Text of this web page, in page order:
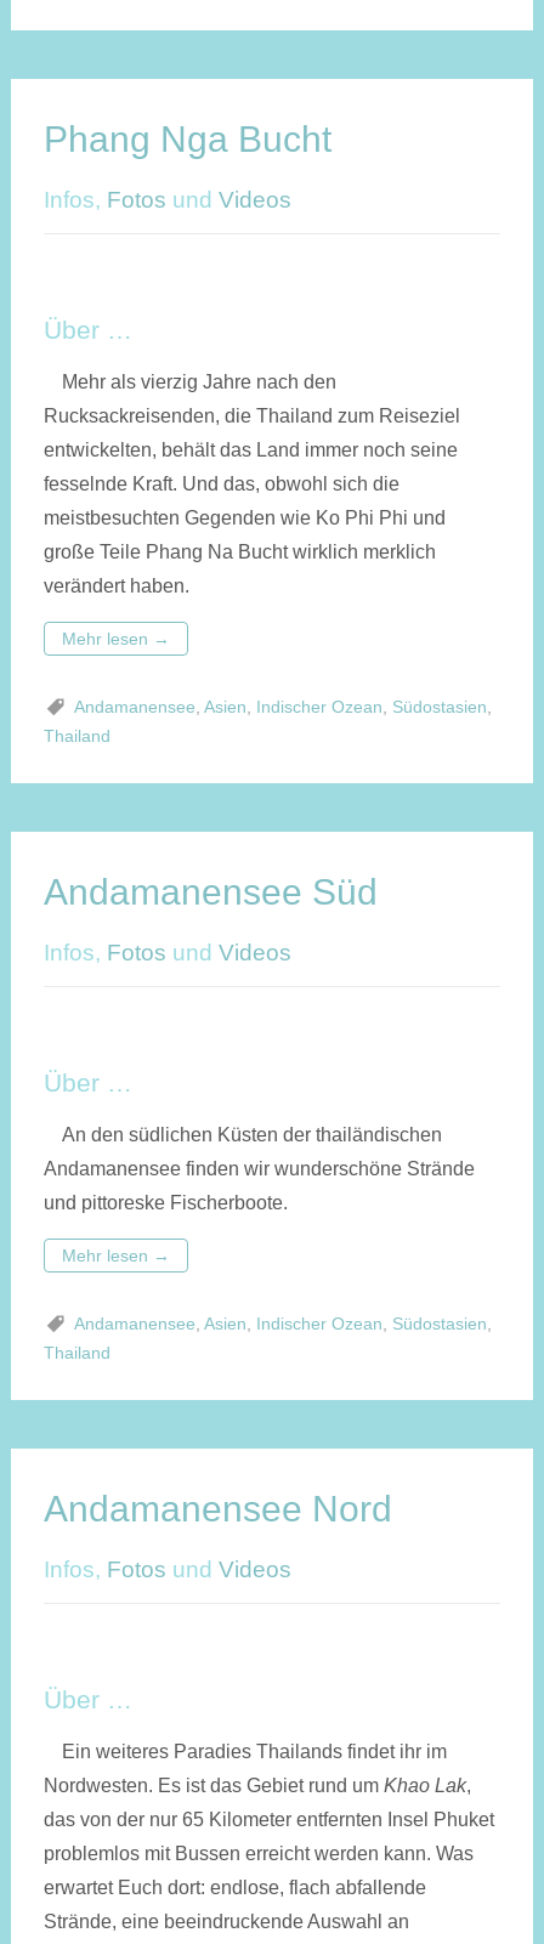
Phang Nga Bucht
Infos, Fotos und Videos
Über …
Mehr als vierzig Jahre nach den
Rucksackreisenden, die Thailand zum Reiseziel
entwickelten, behält das Land immer noch seine
fesselnde Kraft. Und das, obwohl sich die
meistbesuchten Gegenden wie Ko Phi Phi und
große Teile Phang Na Bucht wirklich merklich
verändert haben.
Mehr lesen →
Andamanensee, Asien, Indischer Ozean, Südostasien,
Thailand
Andamanensee Süd
Infos, Fotos und Videos
Über …
An den südlichen Küsten der thailändischen
Andamanensee finden wir wunderschöne Strände
und pittoreske Fischerboote.
Mehr lesen →
Andamanensee, Asien, Indischer Ozean, Südostasien,
Thailand
Andamanensee Nord
Infos, Fotos und Videos
Über …
Ein weiteres Paradies Thailands findet ihr im
Nordwesten. Es ist das Gebiet rund um Khao Lak,
das von der nur 65 Kilometer entfernten Insel Phuket
problemlos mit Bussen erreicht werden kann. Was
erwartet Euch dort: endlose, flach abfallende
Strände, eine beeindruckende Auswahl an